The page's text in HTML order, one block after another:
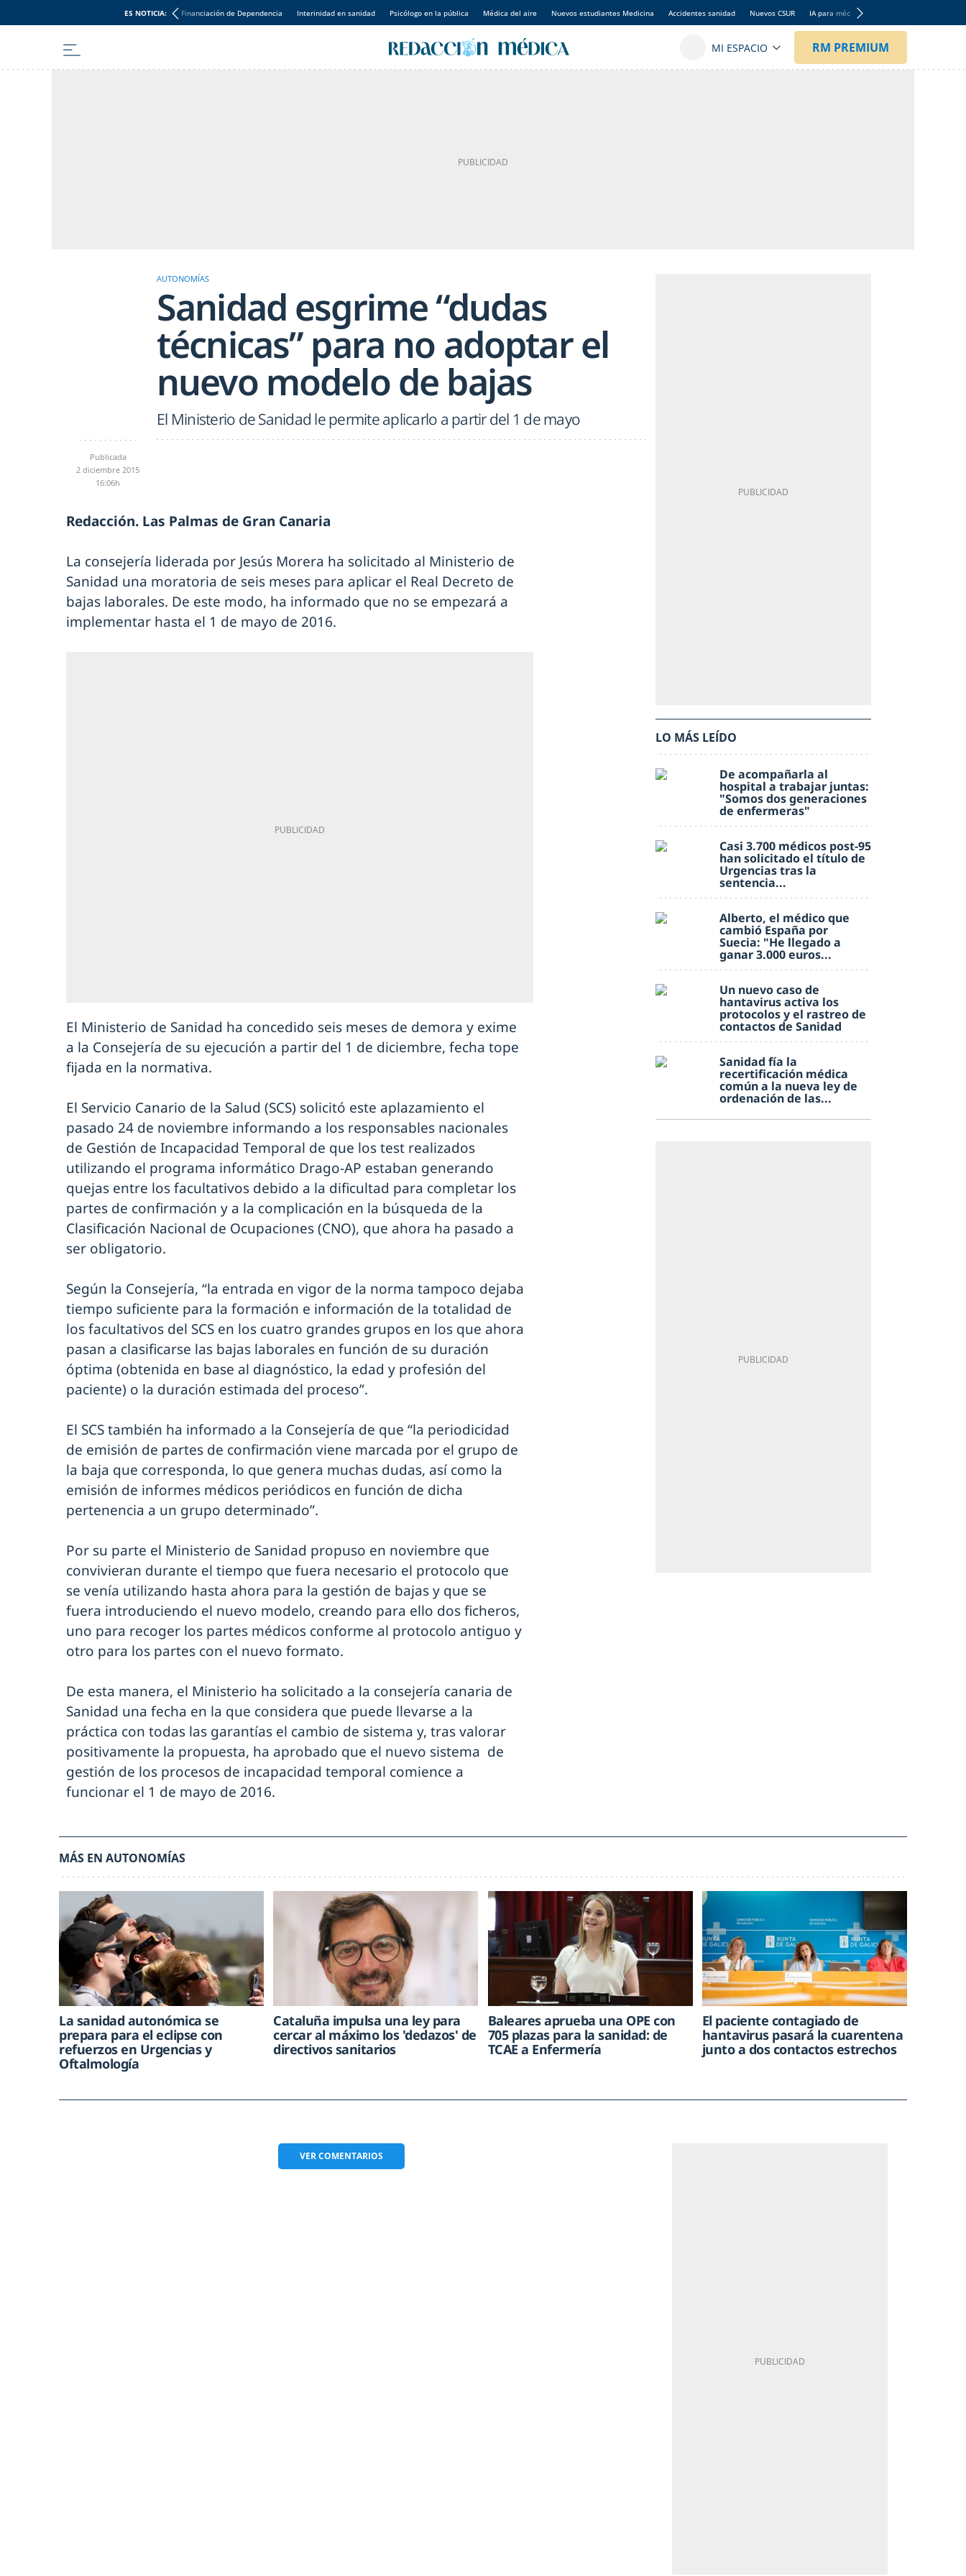
ES NOTICIA: Financiación de Dependencia Interinidad en sanidad Psicólogo en la pública Médica del aire Nuevos estudiantes Medicina Accidentes sanidad Nuevos CSUR IA para médicos
AUTONOMÍAS
Sanidad esgrime “dudas
técnicas” para no adoptar el
nuevo modelo de bajas
El Ministerio de Sanidad le permite aplicarlo a partir del 1 de mayo
Publicada
2 diciembre 2015
16:06h
Redacción. Las Palmas de Gran Canaria
La consejería liderada por Jesús Morera ha solicitado al Ministerio de
Sanidad una moratoria de seis meses para aplicar el Real Decreto de
bajas laborales. De este modo, ha informado que no se empezará a
implementar hasta el 1 de mayo de 2016.
El Ministerio de Sanidad ha concedido seis meses de demora y exime
a la Consejería de su ejecución a partir del 1 de diciembre, fecha tope
fijada en la normativa.
El Servicio Canario de la Salud (SCS) solicitó este aplazamiento el
pasado 24 de noviembre informando a los responsables nacionales
de Gestión de Incapacidad Temporal de que los test realizados
utilizando el programa informático Drago-AP estaban generando
quejas entre los facultativos debido a la dificultad para completar los
partes de confirmación y a la complicación en la búsqueda de la
Clasificación Nacional de Ocupaciones (CNO), que ahora ha pasado a
ser obligatorio.
Según la Consejería, “la entrada en vigor de la norma tampoco dejaba
tiempo suficiente para la formación e información de la totalidad de
los facultativos del SCS en los cuatro grandes grupos en los que ahora
pasan a clasificarse las bajas laborales en función de su duración
óptima (obtenida en base al diagnóstico, la edad y profesión del
paciente) o la duración estimada del proceso”.
El SCS también ha informado a la Consejería de que “la periodicidad
de emisión de partes de confirmación viene marcada por el grupo de
la baja que corresponda, lo que genera muchas dudas, así como la
emisión de informes médicos periódicos en función de dicha
pertenencia a un grupo determinado”.
Por su parte el Ministerio de Sanidad propuso en noviembre que
convivieran durante el tiempo que fuera necesario el protocolo que
se venía utilizando hasta ahora para la gestión de bajas y que se
fuera introduciendo el nuevo modelo, creando para ello dos ficheros,
uno para recoger los partes médicos conforme al protocolo antiguo y
otro para los partes con el nuevo formato.
De esta manera, el Ministerio ha solicitado a la consejería canaria de
Sanidad una fecha en la que considera que puede llevarse a la
práctica con todas las garantías el cambio de sistema y, tras valorar
positivamente la propuesta, ha aprobado que el nuevo sistema de
gestión de los procesos de incapacidad temporal comience a
funcionar el 1 de mayo de 2016.
LO MÁS LEÍDO
De acompañarla al
hospital a trabajar juntas:
"Somos dos generaciones
de enfermeras"
Casi 3.700 médicos post-95
han solicitado el título de
Urgencias tras la
sentencia...
Alberto, el médico que
cambió España por
Suecia: "He llegado a
ganar 3.000 euros...
Un nuevo caso de
hantavirus activa los
protocolos y el rastreo de
contactos de Sanidad
Sanidad fía la
recertificación médica
común a la nueva ley de
ordenación de las...
MÁS EN AUTONOMÍAS
La sanidad autonómica se
prepara para el eclipse con
refuerzos en Urgencias y
Oftalmología
Cataluña impulsa una ley para
cercar al máximo los 'dedazos' de
directivos sanitarios
Baleares aprueba una OPE con
705 plazas para la sanidad: de
TCAE a Enfermería
El paciente contagiado de
hantavirus pasará la cuarentena
junto a dos contactos estrechos
VERCOMENTARIOS